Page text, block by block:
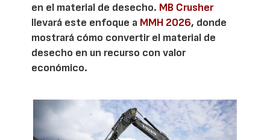
en el material de desecho. MB Crusher
llevará este enfoque a MMH 2026, donde
mostrará cómo convertir el material de
desecho en un recurso con valor
económico.